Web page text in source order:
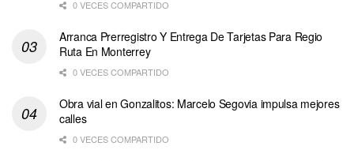
0 VECES COMPARTIDO
Arranca Prerregistro Y Entrega De Tarjetas Para Regio
Ruta En Monterrey
0 VECES COMPARTIDO
Obra vial en Gonzalitos: Marcelo Segovia impulsa mejores
calles
0 VECES COMPARTIDO